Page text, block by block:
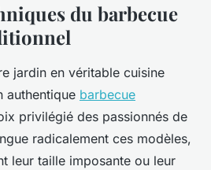
du barbecue
jardin en véritable cuisine
authentique barbecue
privilégié des passionnés de
radicalement ces modèles,
leur taille imposante ou leur